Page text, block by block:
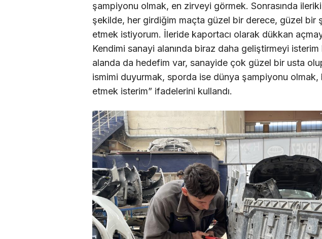
şampiyonu olmak, en zirveyi görmek. Sonrasında
şekilde, her girdiğim maçta güzel bir derece, güzel bir
etmek istiyorum. İleride kaportacı olarak dükkan
Kendimi sanayi alanında biraz daha geliştirmeyi
alanda da hedefim var, sanayide çok güzel bir usta
ismimi duyurmak, sporda ise dünya şampiyonu
etmek isterim” ifadelerini kullandı.